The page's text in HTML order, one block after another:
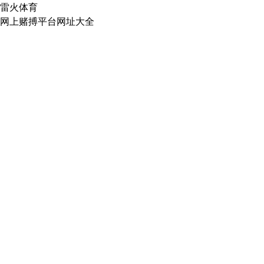
雷火体育
网上赌搏平台网址大全